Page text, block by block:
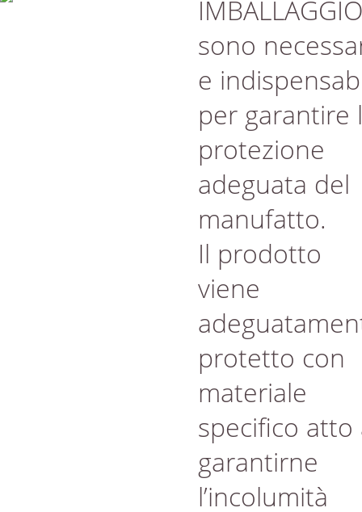
IMBALLAGGIO
sono
e
per garantire
protezione
adeguata del
manufatto.
Il prodotto
viene
protetto con
materiale
specifico atto
garantirne
l’incolumità